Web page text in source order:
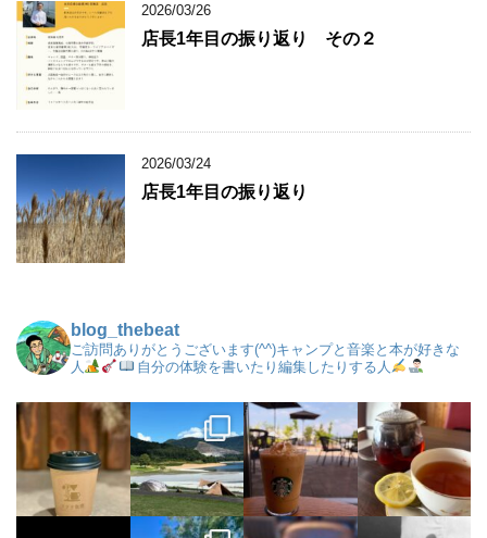
2026/03/26
店長1年目の振り返り その２
2026/03/24
店長1年目の振り返り
blog_thebeat
ご訪問ありがとうございます(^^)キャンプと音楽と本が好きな
人
自分の体験を書いたり編集したりする人